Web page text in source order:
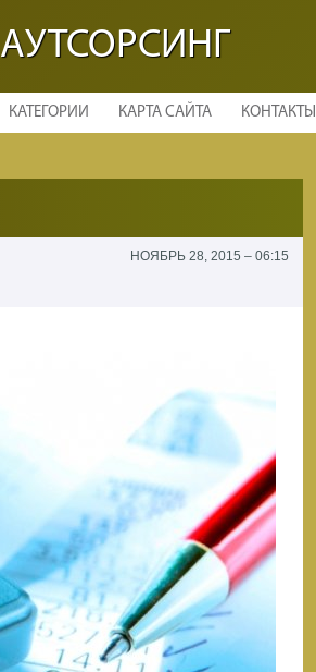
АУТСОРСИНГ
КАТЕГОРИИ КАРТА САЙТА КОНТАКТЫ
НОЯБРЬ 28, 2015 – 06:15